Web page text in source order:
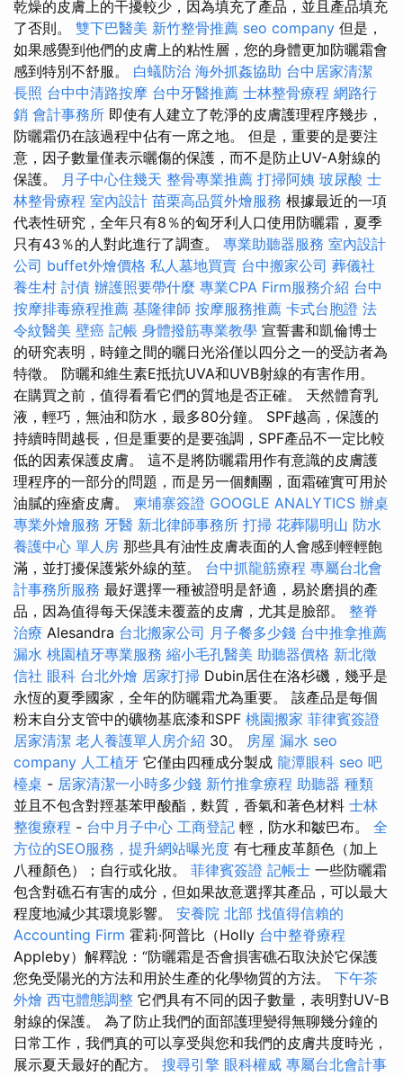
乾燥的皮膚上的干擾較少，因為填充了產品，並且產品填充
了否則。 雙下巴醫美 新竹整骨推薦 seo company 但是，
如果感覺到他們的皮膚上的粘性層，您的身體更加防曬霜會
感到特別不舒服。 白蟻防治 海外抓姦協助 台中居家清潔
長照 台中中清路按摩 台中牙醫推薦 士林整骨療程 網路行
銷 會計事務所 即使有人建立了乾淨的皮膚護理程序幾步，
防曬霜仍在該過程中佔有一席之地。 但是，重要的是要注
意，因子數量僅表示曬傷的保護，而不是防止UV-A射線的
保護。
月子中心住幾天 整骨專業推薦 打掃阿姨 玻尿酸 士
林整骨療程 室內設計 苗栗高品質外燴服務 根據最近的一項
代表性研究，全年只有8％的匈牙利人口使用防曬霜，夏季
只有43％的人對此進行了調查。 專業助聽器服務 室內設計
公司 buffet外燴價格 私人墓地買賣 台中搬家公司 葬儀社
養生村 討債 辦護照要帶什麼 專業CPA Firm服務介紹 台中
按摩排毒療程推薦 基隆律師 按摩服務推薦 卡式台胞證 法
令紋醫美 壁癌 記帳 身體撥筋專業教學 宣誓書和凱倫博士
的研究表明，時鐘之間的曬日光浴僅以四分之一的受訪者為
特徵。 防曬和維生素E抵抗UVA和UVB射線的有害作用。
在購買之前，值得看看它們的質地是否正確。 天然體育乳
液，輕巧，無油和防水，最多80分鐘。 SPF越高，保護的
持續時間越長，但是重要的是要強調，SPF產品不一定比較
低的因素保護皮膚。 這不是將防曬霜用作有意識的皮膚護
理程序的一部分的問題，而是另一個麵團，面霜確實可用於
油膩的痤瘡皮膚。 柬埔寨簽證 GOOGLE ANALYTICS 辦桌
專業外燴服務 牙醫 新北律師事務所 打掃 花葬陽明山 防水
養護中心 單人房 那些具有油性皮膚表面的人會感到輕輕飽
滿，並打擾保護紫外線的莖。 台中抓龍筋療程 專屬台北會
計事務所服務 最好選擇一種被證明是舒適，易於磨損的產
品，因為值得每天保護未覆蓋的皮膚，尤其是臉部。 整脊
治療 Alesandra 台北搬家公司 月子餐多少錢 台中推拿推薦
漏水 桃園植牙專業服務 縮小毛孔醫美 助聽器價格 新北徵
信社 眼科 台北外燴 居家打掃 Dubin居住在洛杉磯，幾乎是
永恆的夏季國家，全年的防曬霜尤為重要。 該產品是每個
粉末自分支管中的礦物基底漆和SPF 桃園搬家 菲律賓簽證
居家清潔 老人養護單人房介紹 30。 房屋 漏水 seo
company 人工植牙 它僅由四種成分製成 龍潭眼科 seo 吧
檯桌 - 居家清潔一小時多少錢 新竹推拿療程 助聽器 種類
並且不包含對羥基苯甲酸酯，麩質，香氣和著色材料 士林
整復療程 - 台中月子中心 工商登記 輕，防水和皺巴布。 全
方位的SEO服務，提升網站曝光度 有七種皮革顏色（加上
八種顏色）；自行或化妝。 菲律賓簽證 記帳士 一些防曬霜
包含對礁石有害的成分，但如果故意選擇其產品，可以最大
程度地減少其環境影響。 安養院 北部 找值得信賴的
Accounting Firm 霍莉·阿普比（Holly 台中整脊療程
Appleby）解釋說：“防曬霜是否會損害礁石取決於它保護
您免受陽光的方法和用於生產的化學物質的方法。 下午茶
外燴 西屯體態調整 它們具有不同的因子數量，表明對UV-B
射線的保護。 為了防止我們的面部護理變得無聊幾分鐘的
日常工作，我們真的可以享受與您和我們的皮膚共度時光，
展示夏天最好的配方。 搜尋引擎 眼科權威 專屬台北會計事